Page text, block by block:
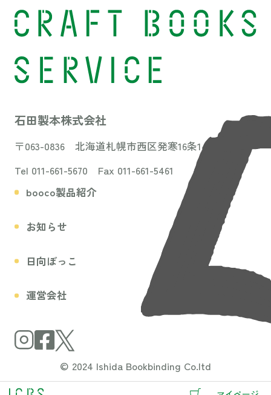
石田製本株式会社
〒063-0836 北海道札幌市西区発寒16条14丁目3-31
Tel 011-661-5670 Fax 011-661-5461
booco製品紹介
お知らせ
日向ぼっこ
運営会社
© 2024 Ishida Bookbinding Co.ltd